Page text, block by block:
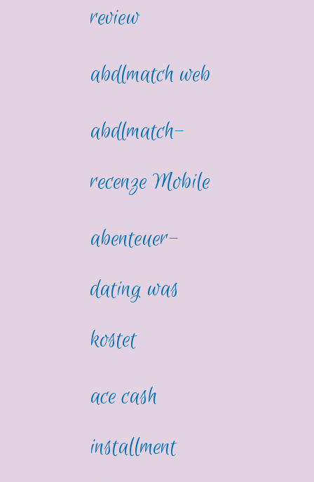
review
abdlmatch web
abdlmatch-
recenze Mobile
abenteuer-
dating was
kostet
ace cash
installment